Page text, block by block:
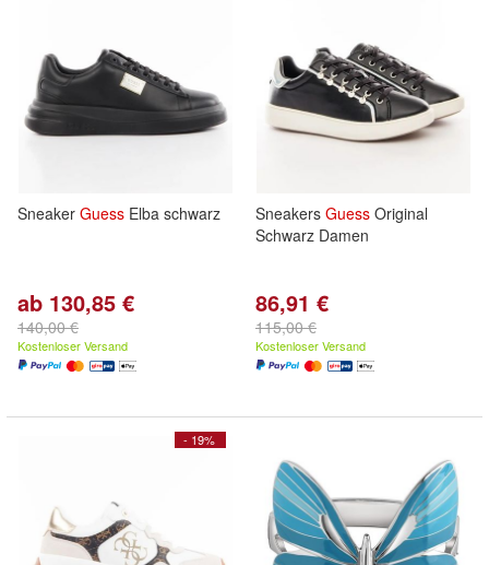
Sneaker Guess Elba schwarz
ab 130,85 €
140,00 €
Kostenloser Versand
Sneakers Guess Original
Schwarz Damen
86,91 €
115,00 €
Kostenloser Versand
- 19%